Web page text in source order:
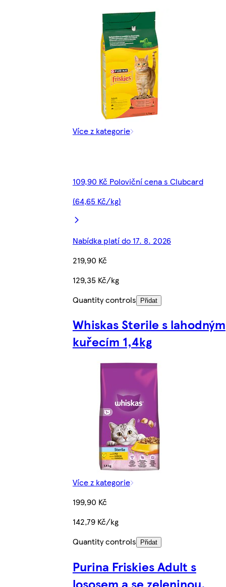
Více z kategorie
109,90 Kč Poloviční cena s Clubcard
(64,65 Kč/kg)
Nabídka platí do 17. 8. 2026
219,90 Kč
129,35 Kč/kg
Quantity controls
Přidat
Whiskas Sterile s lahodným
kuřecím 1,4kg
Více z kategorie
199,90 Kč
142,79 Kč/kg
Quantity controls
Přidat
Purina Friskies Adult s